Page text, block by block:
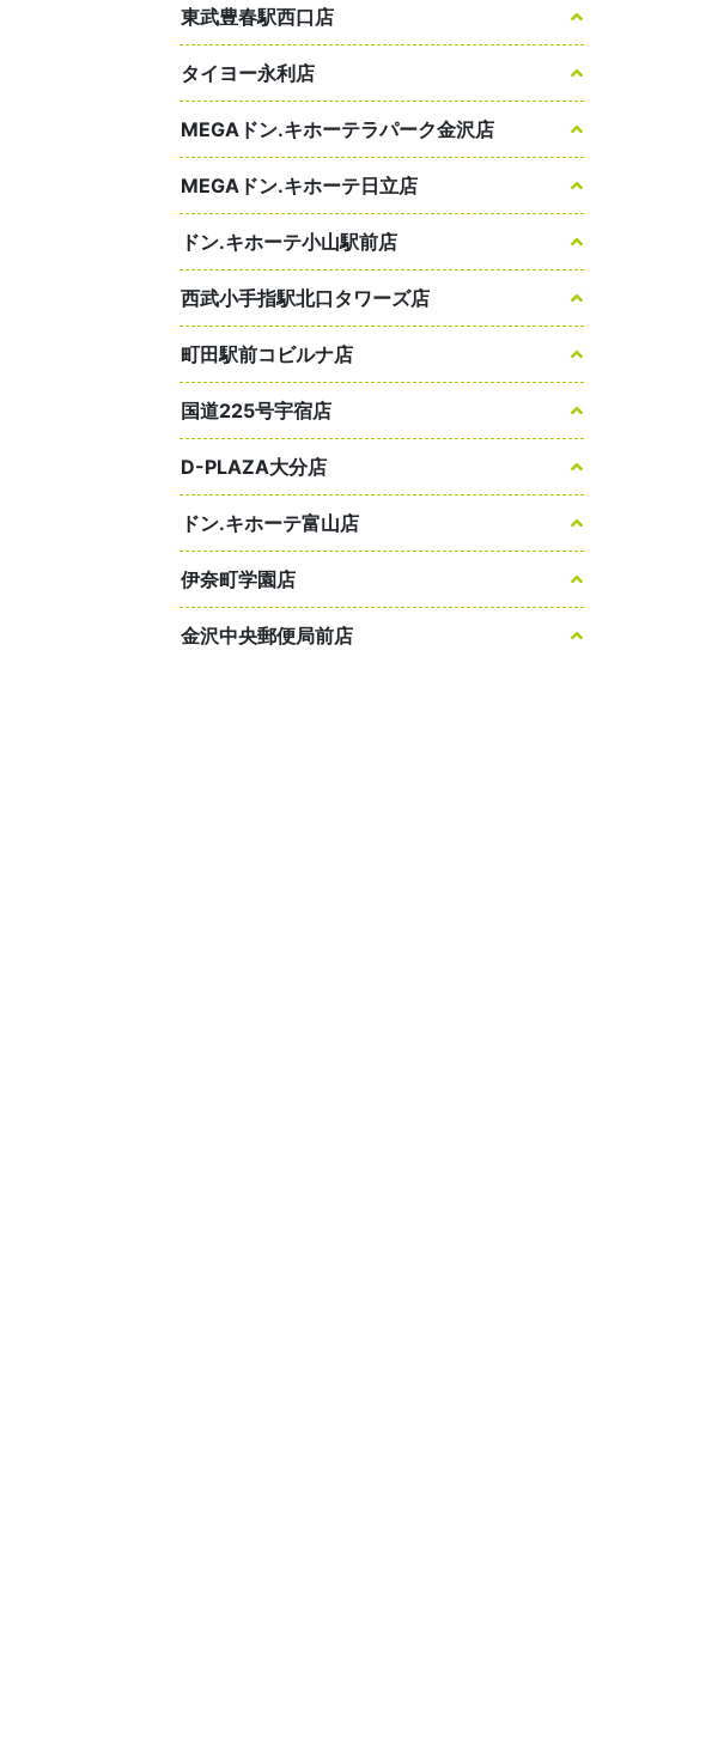
東武豊春駅西口店
タイヨー永利店
MEGAドン.キホーテラパーク金沢店
MEGAドン.キホーテ日立店
ドン.キホーテ小山駅前店
西武小手指駅北口タワーズ店
町田駅前コビルナ店
国道225号宇宿店
D-PLAZA大分店
ドン.キホーテ富山店
伊奈町学園店
金沢中央郵便局前店